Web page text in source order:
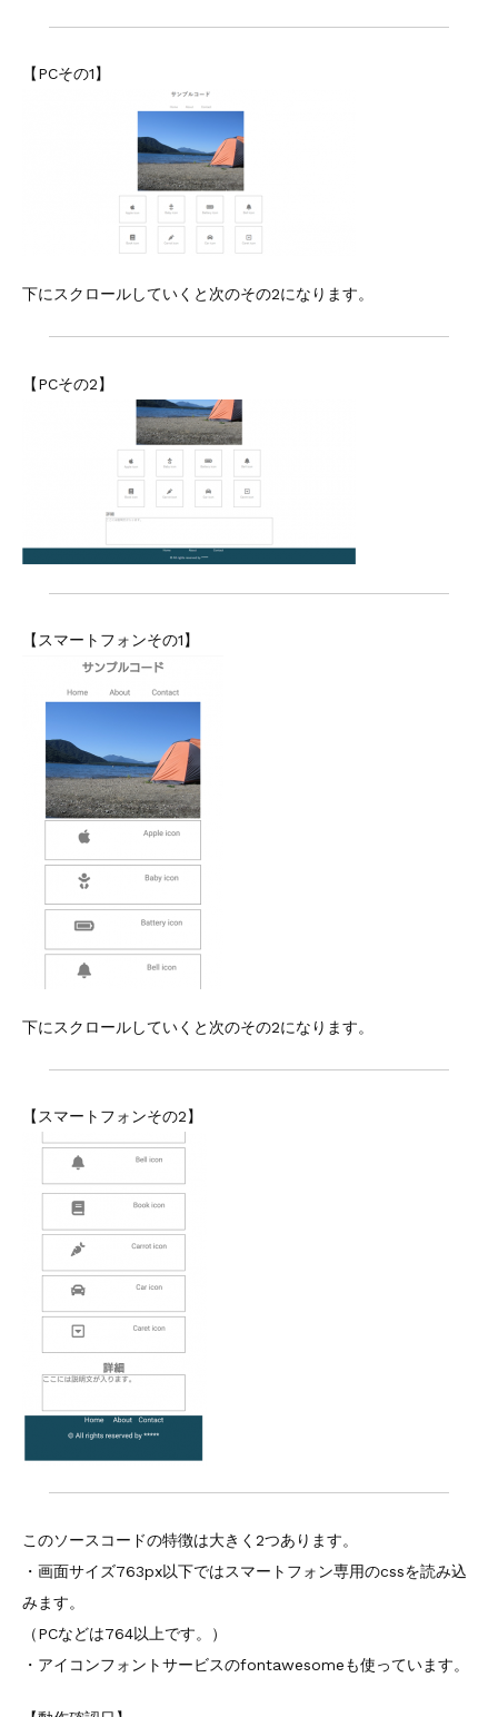
【PCその1】
下にスクロールしていくと次のその2になります。
【PCその2】
【スマートフォンその1】
下にスクロールしていくと次のその2になります。
【スマートフォンその2】
このソースコードの特徴は大きく2つあります。
・画面サイズ763px以下ではスマートフォン専用のcssを読み込
みます。
（PCなどは764以上です。）
・アイコンフォントサービスのfontawesomeも使っています。